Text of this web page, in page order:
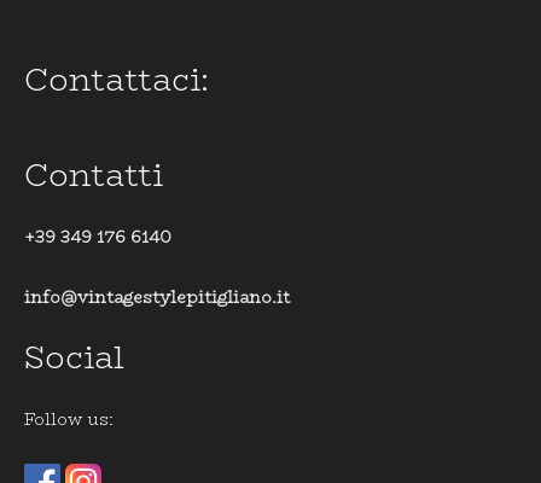
Contattaci:
Contatti
+39 349 176 6140
info@vintagestylepitigliano.it
Social
Follow us: